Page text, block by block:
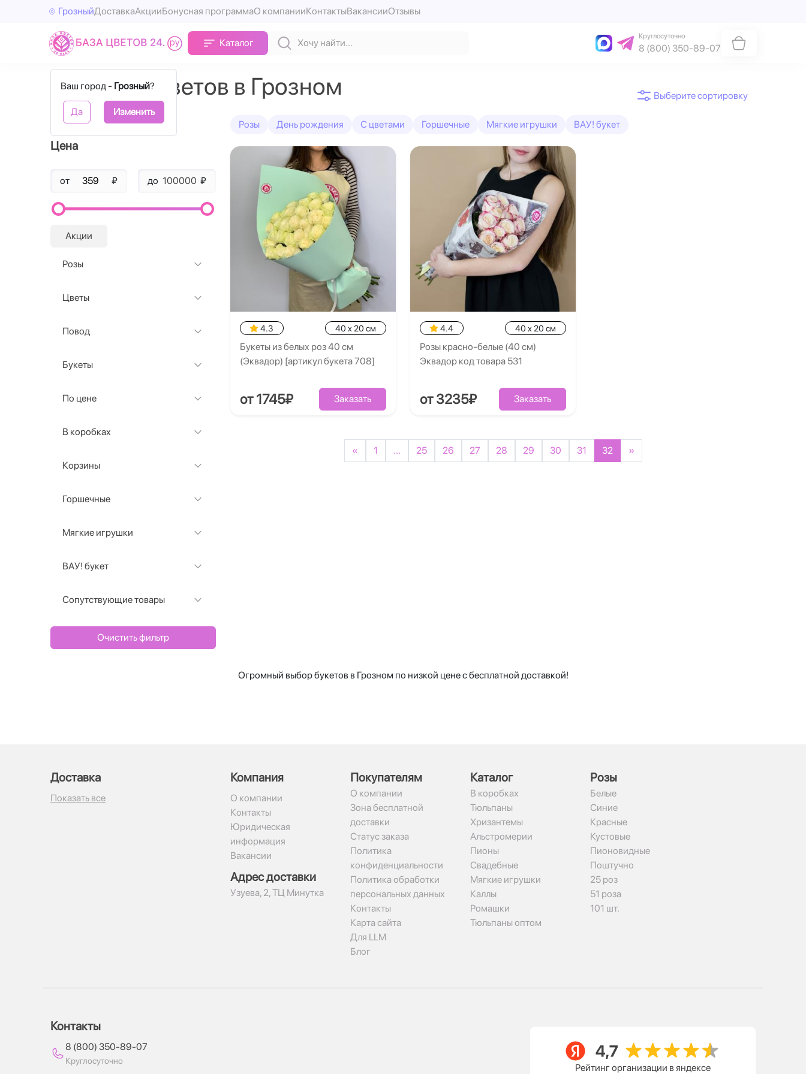
ГрозныйДоставкаАкцииБонусная программаО компанииКонтактыВакансииОтзывы
Каталог
Круглосуточно
8 (800) 350-89-07
Ваш город - Грозный?
Да Изменить
Доставка цветов в Грозном
Фильтры
Цена
от ₽ до ₽
Акции
Розы
Цветы
Повод
Букеты
По цене
В коробках
Корзины
Горшечные
Мягкие игрушки
ВАУ! букет
Сопутствующие товары
Очистить фильтр
Розы День рождения С цветами Горшечные Мягкие игрушки ВАУ! букет
4.3 40 x 20 см
Букеты из белых роз 40 см
(Эквадор) [артикул букета 708]
от 1745₽ Заказать
4.4 40 x 20 см
Розы красно-белые (40 см)
Эквадор код товара 531
от 3235₽ Заказать
« 1 ... 25 26 27 28 29 30 31 32 »
Огромный выбор букетов в Грозном по низкой цене с бесплатной доставкой!
Доставка
Показать все
Компания
О компании
Контакты
Юридическая
информация
Вакансии
Адрес доставки
​Узуева, 2, ТЦ Минутка
Покупателям
О компании
Зона бесплатной
доставки
Статус заказа
Политика
конфиденциальности
Политика обработки
персональных данных
Контакты
Карта сайта
Для LLM
Блог
Каталог
В коробках
Тюльпаны
Хризантемы
Альстромерии
Пионы
Свадебные
Мягкие игрушки
Каллы
Ромашки
Тюльпаны оптом
Рoзы
Белые
Синие
Красные
Кустовые
Пионовидные
Поштучно
25 роз
51 роза
101 шт.
Контакты
8 (800) 350-89-07
Круглосуточно
Рейтинг организации в яндексе